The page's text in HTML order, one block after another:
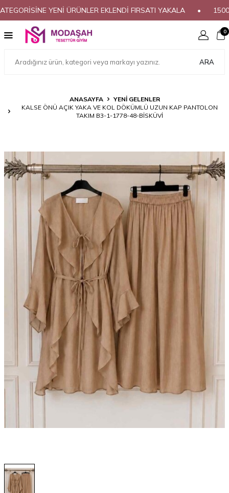
YENİ ÜRÜNLER EKLENDİ FIRSATI YAKALA • 1500₺
ARA
0
ANASAYFA
YENİ GELENLER
KALSE ÖNÜ AÇIK YAKA VE KOL DÖKÜMLÜ UZUN KAP PANTOLON
TAKIM B3-1-1778-48-BİSKÜVİ